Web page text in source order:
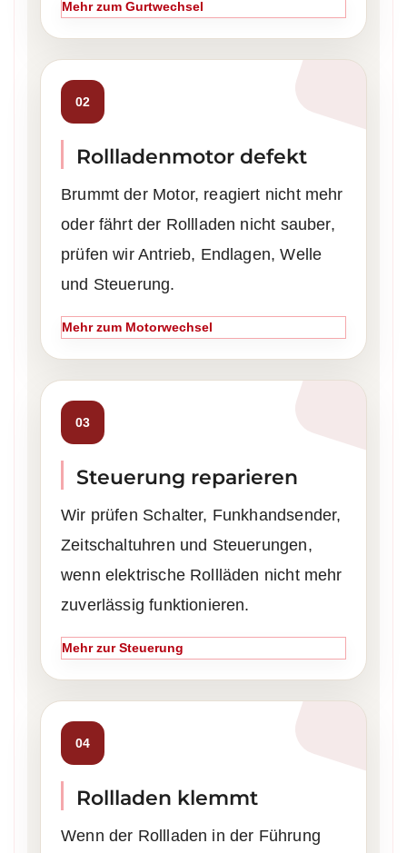
Mehr zum Gurtwechsel
02
Rollladenmotor defekt
Brummt der Motor, reagiert nicht mehr
oder fährt der Rollladen nicht sauber,
prüfen wir Antrieb, Endlagen, Welle
und Steuerung.
Mehr zum Motorwechsel
03
Steuerung reparieren
Wir prüfen Schalter, Funkhandsender,
Zeitschaltuhren und Steuerungen,
wenn elektrische Rollläden nicht mehr
zuverlässig funktionieren.
Mehr zur Steuerung
04
Rollladen klemmt
Wenn der Rollladen in der Führung